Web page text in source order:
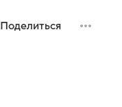
Поделиться